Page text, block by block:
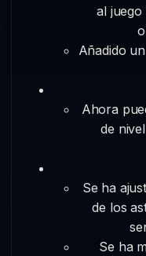
al
Añadido
Ahora
de
Se ha
de los
Se ha